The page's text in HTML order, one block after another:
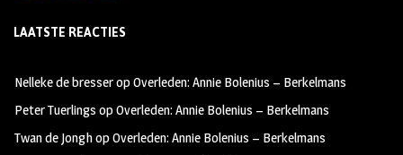
b
oo
k
ag
m
tt
LAATSTE REACTIES
Nelleke de bresseropOverleden: Annie Bolenius – Berkelmans
Peter Tuerlings opOverleden: Annie Bolenius – Berkelmans
Twan de JonghopOverleden: Annie Bolenius – Berkelmans